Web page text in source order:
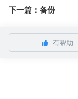
下一篇：备份
有帮助